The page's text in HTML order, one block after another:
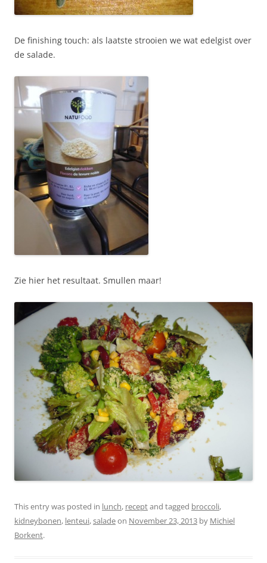
De finishing touch: als laatste strooien we wat edelgist over
de salade.
Zie hier het resultaat. Smullen maar!
This entry was posted in lunch, receptand tagged broccoli,
kidneybonen, lenteui,saladeon November 23, 2013 by Michiel
Borkent.